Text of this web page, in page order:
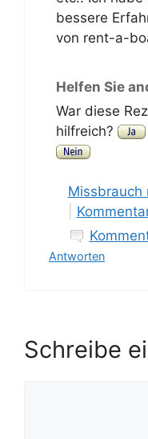
bessere
von rent-a-
Helfen Sie
War diese
hilfreich?
Missbrauch
Antworten
Schreibe